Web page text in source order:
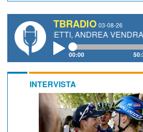
TBRADIO 03-08-26
ANDREA VENDRAME,
00:00
INTERVISTA